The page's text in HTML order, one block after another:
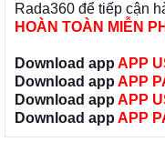
Rada360 để tiếp cận
HOÀN TOÀN MIỄN
Download app APP
Download app APP
Download app APP
Download app APP